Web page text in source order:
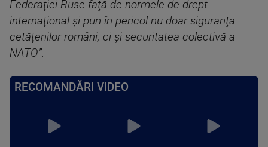
Federaţiei Ruse faţă de normele de drept
internaţional şi pun în pericol nu doar siguranţa
cetăţenilor români, ci şi securitatea colectivă a
NATO”.
RECOMANDĂRI VIDEO